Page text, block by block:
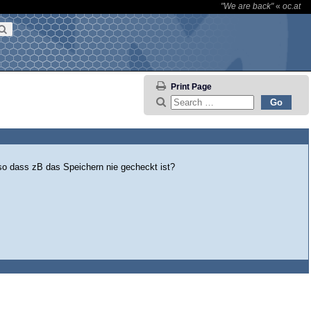
"We are back"« oc.at
Print Page
dass zB das Speichern nie gecheckt ist?